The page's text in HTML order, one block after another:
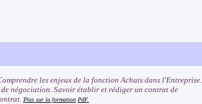
les enjeux de la fonction Achats dans l'Entreprise.
négociation. Savoir établir et rédiger un contrat de
Plus sur la formation PdF.